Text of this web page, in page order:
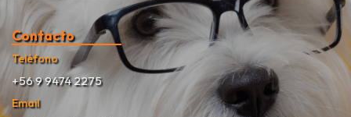
Contacto
Teléfono
+56 9 9474 2275
Email